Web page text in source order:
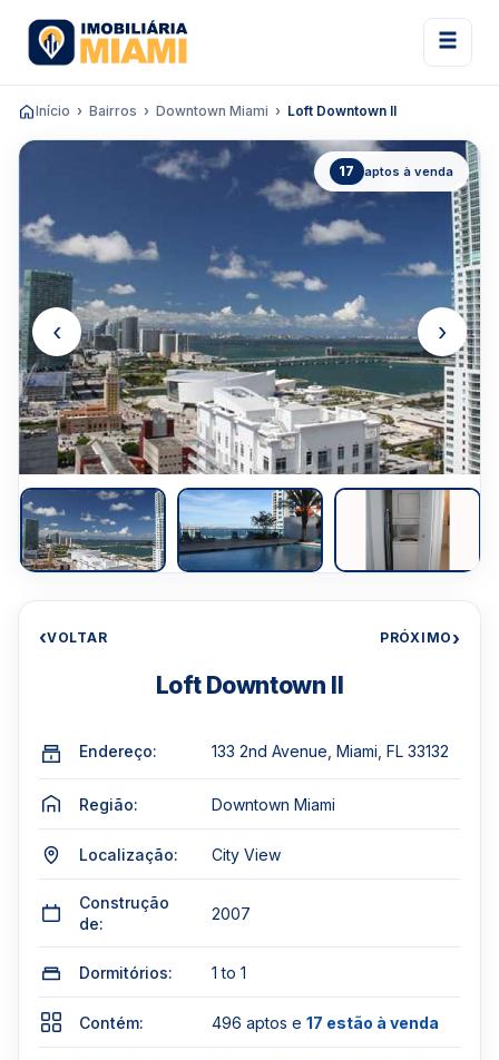
Início Bairros Downtown Miami Loft Downtown II
17 aptos à venda
‹ ›
‹VOLTAR PRÓXIMO›
Loft Downtown II
Endereço: 133 2nd Avenue, Miami, FL 33132
Região: Downtown Miami
Localização: City View
Construção
de:
2007
Dormitórios: 1 to 1
Contém: 496 aptos e 17 estão à venda